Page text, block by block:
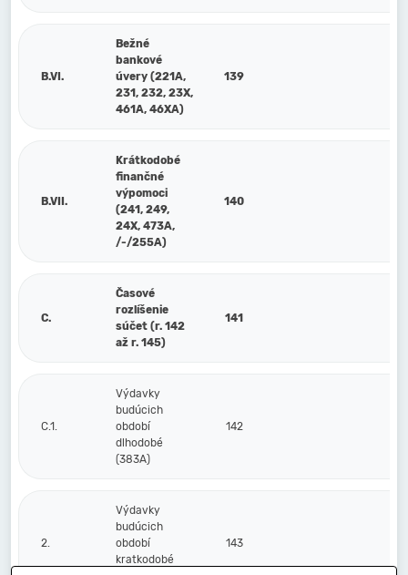
B.VI.
Bežné
bankové
úvery (221A,
231, 232, 23X,
461A, 46XA)
139
B.VII.
Krátkodobé
finančné
výpomoci
(241, 249,
24X, 473A,
/-/255A)
140
C.
Časové
rozlíšenie
súčet (r. 142
až r. 145)
141
C.1.
Výdavky
budúcich
období
dlhodobé
(383A)
142
2.
Výdavky
budúcich
období
kratkodobé
143